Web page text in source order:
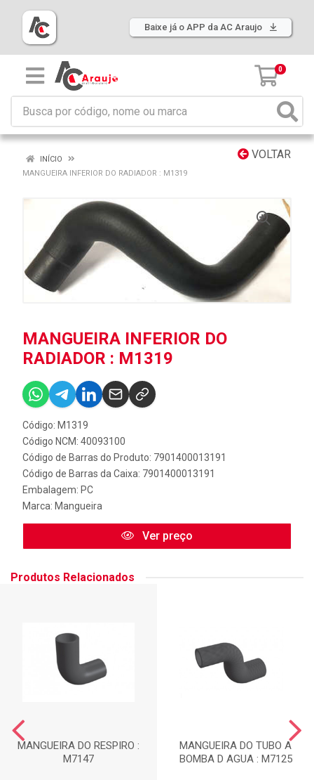
Baixe já o APP da AC Araujo
0
VOLTAR
INÍCIO
MANGUEIRA INFERIOR DO RADIADOR : M1319
MANGUEIRA INFERIOR DO
RADIADOR : M1319
Código: M1319
Código NCM: 40093100
Código de Barras do Produto: 7901400013191
Código de Barras da Caixa: 7901400013191
Embalagem: PC
Marca: Mangueira
Ver preço
Produtos Relacionados
MANGUEIRA DO RESPIRO :
M7147
MANGUEIRA DO TUBO A
BOMBA D AGUA : M7125